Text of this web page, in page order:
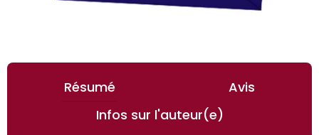
Résumé
Avis
Infos sur l'auteur(e)